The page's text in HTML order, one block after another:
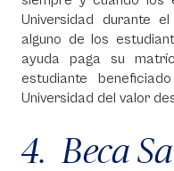
Universidad durante
alguno de los
ayuda paga su
estudiante
Universidad del valor
4. Beca